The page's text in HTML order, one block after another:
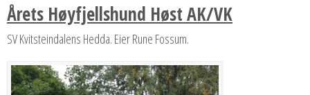
Årets Høyfjellshund Høst AK/VK
SV Kvitsteindalens Hedda. Eier Rune Fossum.